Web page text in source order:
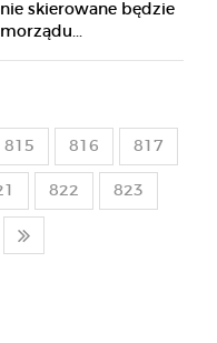
skierowane będzie
815 816 817
822 823